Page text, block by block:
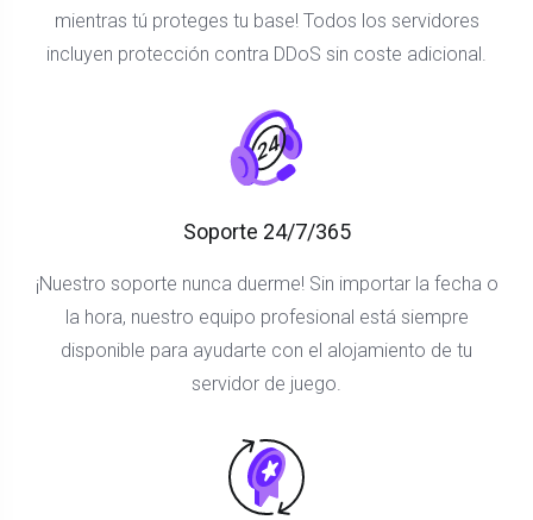
mientras tú proteges tu base! Todos los servidores
incluyen protección contra DDoS sin coste adicional.
Soporte 24/7/365
¡Nuestro soporte nunca duerme! Sin importar la fecha o
la hora, nuestro equipo profesional está siempre
disponible para ayudarte con el alojamiento de tu
servidor de juego.